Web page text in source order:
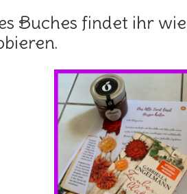
Buches findet ihr